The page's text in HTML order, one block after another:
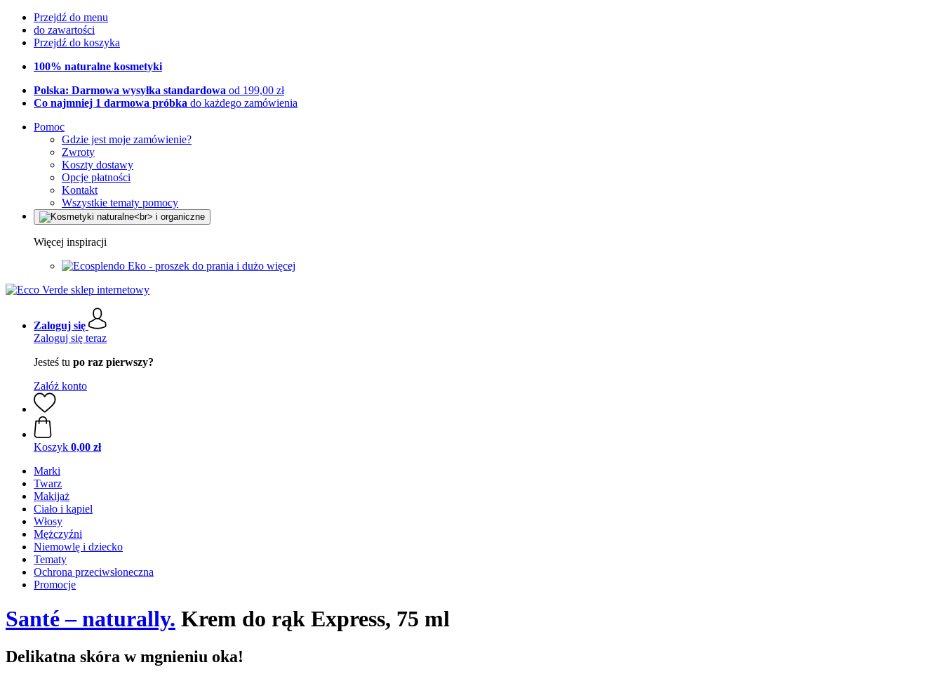
Przejdź do menu
do zawartości
Przejdź do koszyka
100% naturalne kosmetyki
Polska: Darmowa wysyłka standardowa od 199,00 zł
Co najmniej 1 darmowa próbka do każdego zamówienia
Pomoc
Gdzie jest moje zamówienie?
Zwroty
Koszty dostawy
Opcje płatności
Kontakt
Wszystkie tematy pomocy
Więcej inspiracji
Eko - proszek do prania i dużo więcej
Zaloguj się
Zaloguj się teraz
Jesteś tu po raz pierwszy?
Załóż konto
Koszyk 0,00 zł
Marki
Twarz
Makijaż
Ciało i kąpiel
Włosy
Mężczyźni
Niemowlę i dziecko
Tematy
Ochrona przeciwsłoneczna
Promocje
Santé – naturally. Krem do rąk Express, 75 ml
Delikatna skóra w mgnieniu oka!